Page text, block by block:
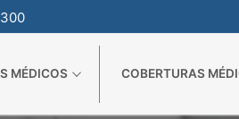
MÉDICOS COBERTURAS